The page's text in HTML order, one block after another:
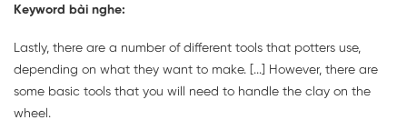
Keyword bài nghe:
Lastly, there are a number of different tools that potters use,
depending on what they want to make. [...] However, there are
some basic tools that you will need to handle the clay on the
wheel.